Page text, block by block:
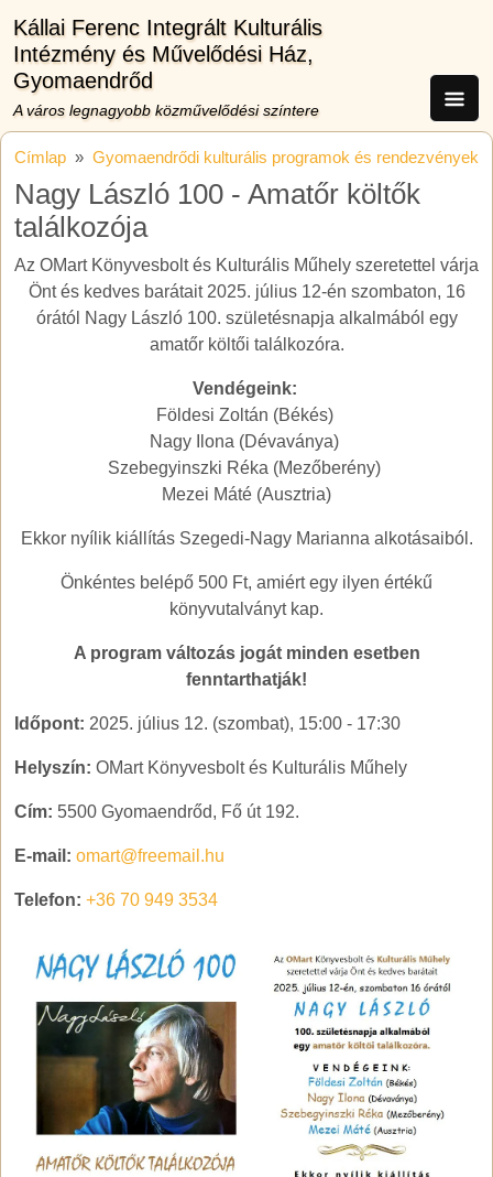
Kállai Ferenc Integrált Kulturális
Intézmény és Művelődési Ház,
Gyomaendrőd
A város legnagyobb közművelődési színtere
Címlap Gyomaendrődi kulturális programok és rendezvények
Nagy László 100 - Amatőr költők
találkozója
Az OMart Könyvesbolt és Kulturális Műhely szeretettel várja
Önt és kedves barátait 2025. július 12-én szombaton, 16
órától Nagy László 100. születésnapja alkalmából egy
amatőr költői találkozóra.
Vendégeink:
Földesi Zoltán (Békés)
Nagy Ilona (Dévaványa)
Szebegyinszki Réka (Mezőberény)
Mezei Máté (Ausztria)
Ekkor nyílik kiállítás Szegedi-Nagy Marianna alkotásaiból.
Önkéntes belépő 500 Ft, amiért egy ilyen értékű
könyvutalványt kap.
A program változás jogát minden esetben
fenntarthatják!
Időpont: 2025. július 12. (szombat), 15:00 - 17:30
Helyszín: OMart Könyvesbolt és Kulturális Műhely
Cím: 5500 Gyomaendrőd, Fő út 192.
E-mail: omart@freemail.hu
Telefon: +36 70 949 3534